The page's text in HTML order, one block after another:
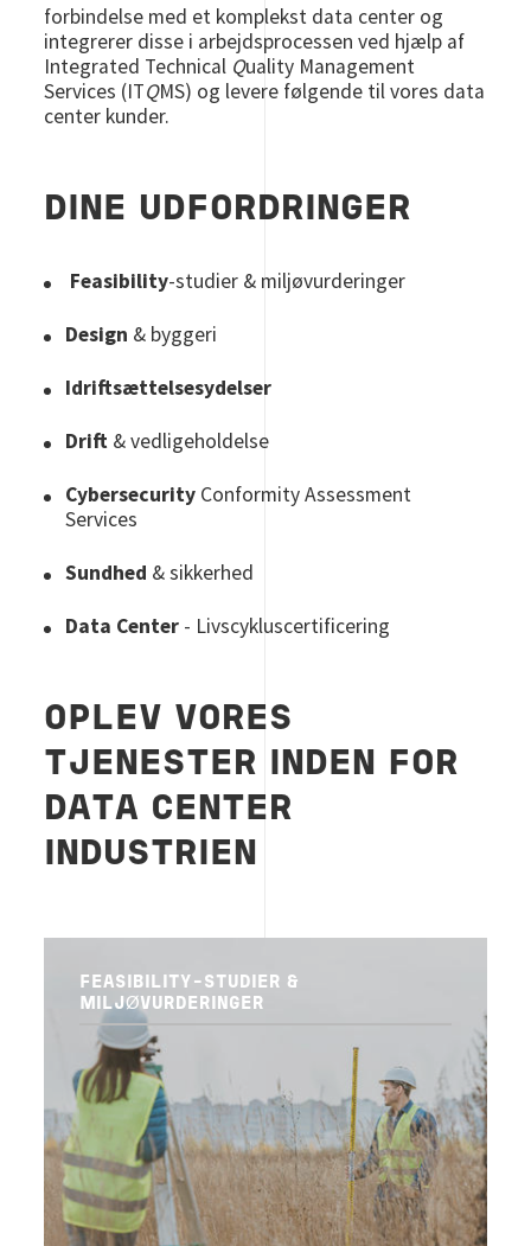
forbindelse med et komplekst data center og
integrerer disse i arbejdsprocessen ved hjælp af
Integrated Technical Quality Management
Services (ITQMS) og levere følgende til vores data
center kunder.
DINE UDFORDRINGER
Feasibility-studier & miljøvurderinger
Design & byggeri
Idriftsættelsesydelser
Drift & vedligeholdelse
Cybersecurity Conformity Assessment
Services
Sundhed & sikkerhed
Data Center - Livscykluscertificering
OPLEV VORES
TJENESTER INDEN FOR
DATA CENTER
INDUSTRIEN
FEASIBILITY-STUDIER &
MILJØVURDERINGER